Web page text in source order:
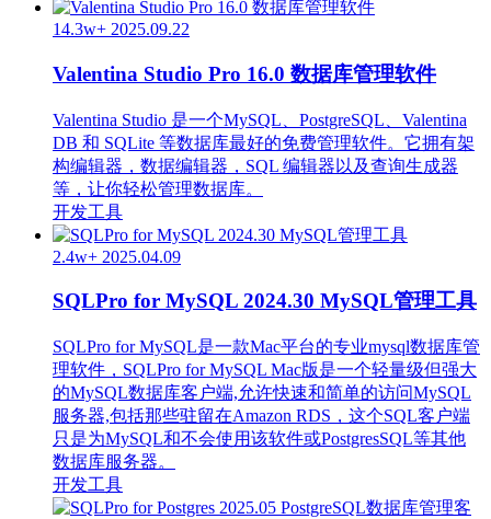
14.3w+ 2025.09.22
Valentina Studio Pro 16.0 数据库管理软件
Valentina Studio 是一个MySQL、PostgreSQL、Valentina
DB 和 SQLite 等数据库最好的免费管理软件。它拥有架
构编辑器，数据编辑器，SQL 编辑器以及查询生成器
等，让你轻松管理数据库。
开发工具
2.4w+ 2025.04.09
SQLPro for MySQL 2024.30 MySQL管理工具
SQLPro for MySQL是一款Mac平台的专业mysql数据库管
理软件，SQLPro for MySQL Mac版是一个轻量级但强大
的MySQL数据库客户端,允许快速和简单的访问MySQL
服务器,包括那些驻留在Amazon RDS，这个SQL客户端
只是为MySQL和不会使用该软件或PostgresSQL等其他
数据库服务器。
开发工具